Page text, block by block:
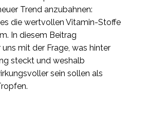
Trend anzubahnen:
die wertvollen Vitamin-Stoffe
In diesem Beitrag
mit der Frage, was hinter
steckt und weshalb
sein sollen als